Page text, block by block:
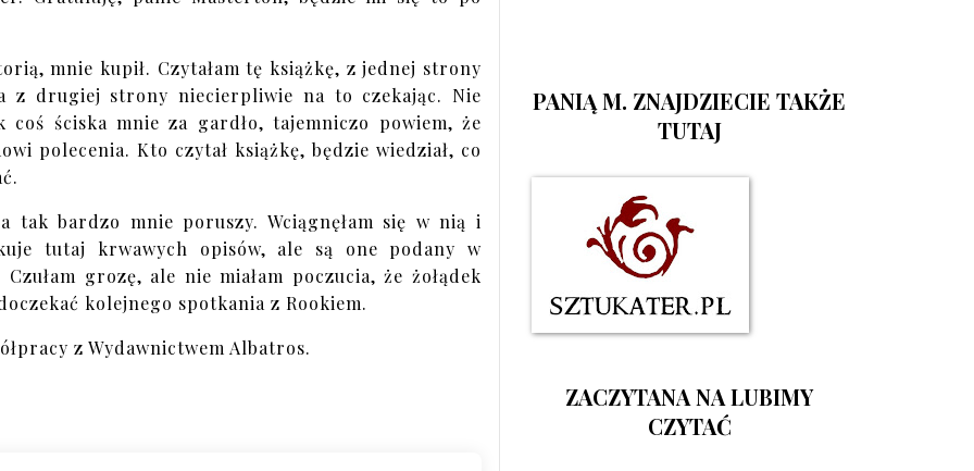
mnie kupił. Czytałam tę książkę, z jednej strony
z drugiej strony niecierpliwie na to czekając. Nie
coś ściska mnie za gardło, tajemniczo powiem, że
polecenia. Kto czytał książkę, będzie wiedział, co
tak bardzo mnie poruszy. Wciągnęłam się w nią i
tutaj krwawych opisów, ale są one podany w
grozę, ale nie miałam poczucia, że żołądek
kolejnego spotkania z Rookiem.
z Wydawnictwem Albatros.
PANIĄ M. ZNAJDZIECIE TAKŻE
TUTAJ
ZACZYTANA NA LUBIMY
CZYTAĆ